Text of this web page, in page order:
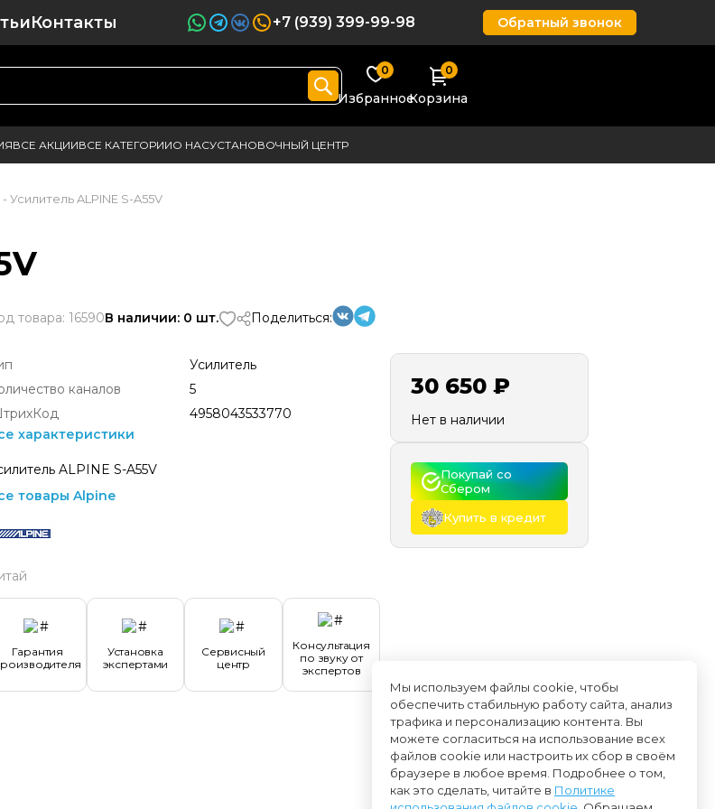
Контакты +7 (939) 399-99-98 Обратный звонок
0
Избранное
0
Корзина
ВСЕ АКЦИИВСЕ КАТЕГОРИИО НАСУСТАНОВОЧНЫЙ ЦЕНТР
- Усилитель ALPINE S-A55V
товара: 16590В наличии: 0 шт. Поделиться:
Усилитель
каналов
5
4958043533770
характеристики
ALPINE S-A55V
товары Alpine
Гарантия
Установка
экспертами
Сервисный
центр
Консультация
по звуку от
экспертов
30 650 ₽
Нет в наличии
Покупай со
Сбером
Купить в кредит
Мы используем файлы cookie, чтобы
обеспечить стабильную работу сайта, анализ
трафика и персонализацию контента. Вы
можете согласиться на использование всех
файлов cookie или настроить их сбор в своём
браузере в любое время. Подробнее о том,
как это сделать, читайте в Политике